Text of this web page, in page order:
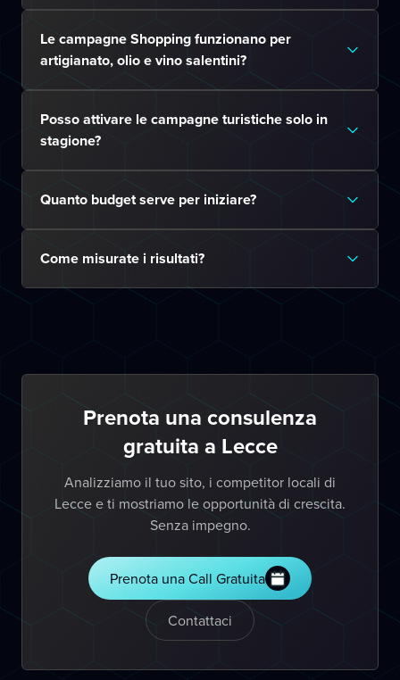
Le campagne Shopping funzionano per
artigianato, olio e vino salentini?
Posso attivare le campagne turistiche solo in
stagione?
Quanto budget serve per iniziare?
Come misurate i risultati?
Prenota una consulenza
gratuita a Lecce
Analizziamo il tuo sito, i competitor locali di
Lecce e ti mostriamo le opportunità di crescita.
Senza impegno.
Prenota una Call Gratuita
Contattaci